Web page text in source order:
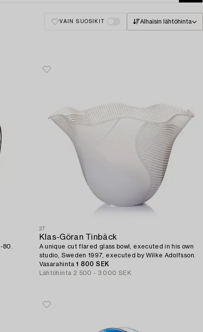
VAIN SUOSIKIT Alhaisin lähtöhinta
80.
27
Klas-Göran Tinbäck
A unique cut flared glass bowl, executed in his own
studio, Sweden 1997, executed by Wilke Adolfsson.
Vasarahinta 1 800 SEK
Lähtöhinta 2 500 - 3 000 SEK